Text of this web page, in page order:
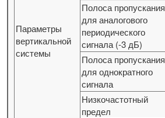
Параметры
вертикальной
системы
Полоса пропускания
для аналогового
периодического
сигнала (-3 дБ)
Полоса пропускания
для однократного
сигнала
Низкочастотный
предел